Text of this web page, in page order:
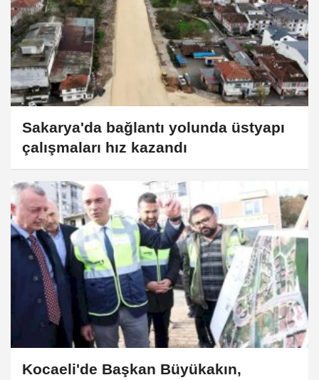
Sakarya'da bağlantı yolunda üstyapı
çalışmaları hız kazandı
Kocaeli'de Başkan Büyükakın,